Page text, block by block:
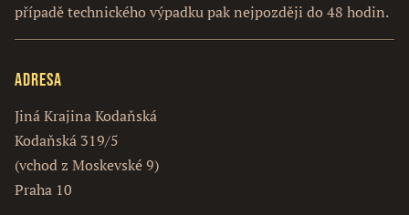
případě technického výpadku pak nejpozději do 48 hodin.
Adresa
Jiná Krajina Kodaňská
Kodaňská 319/5
(vchod z Moskevské 9)
Praha 10